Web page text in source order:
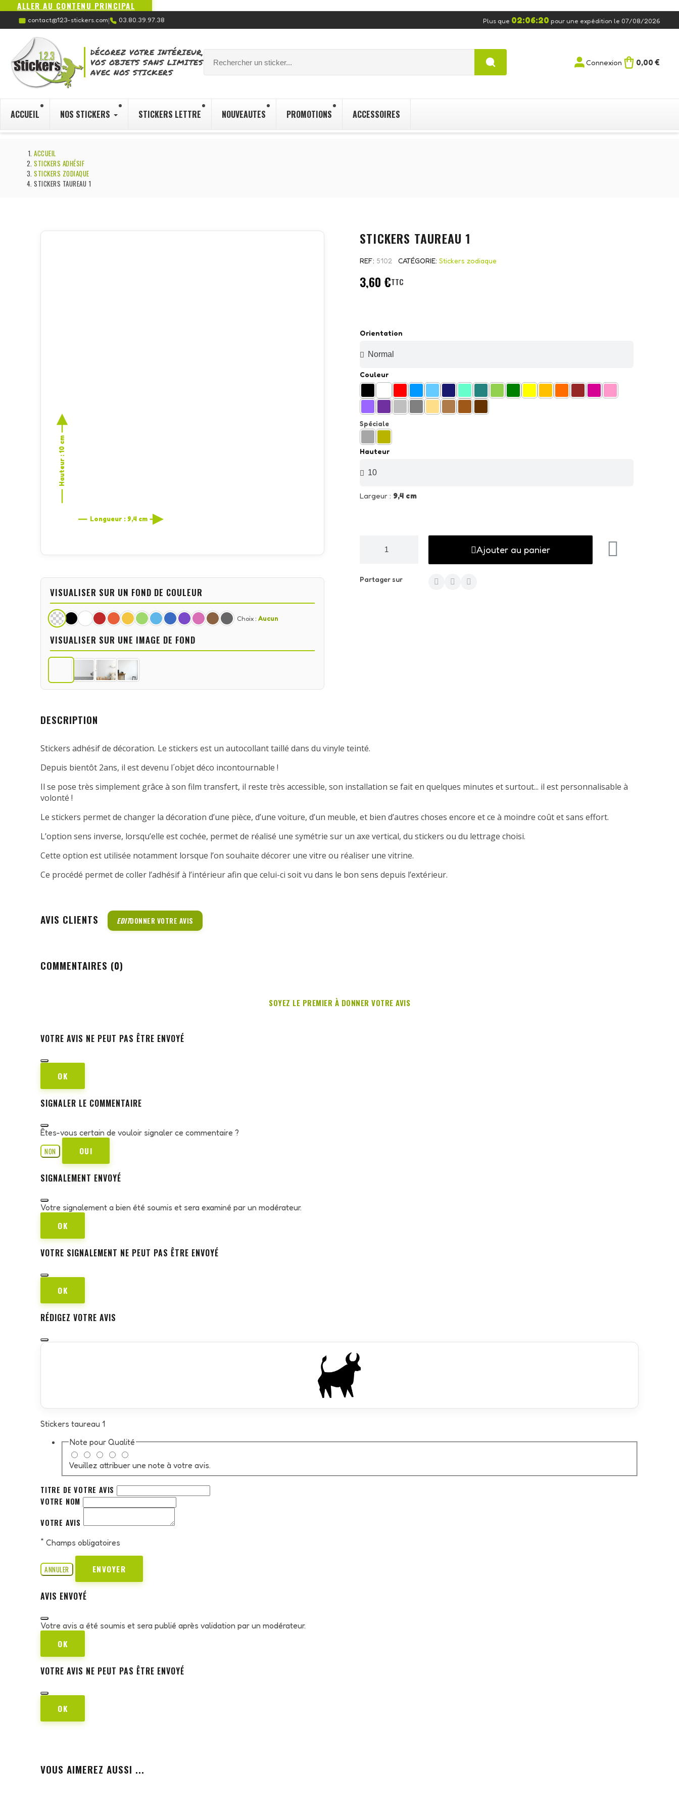
ALLER AU CONTENU PRINCIPAL
contact@123-stickers.com| 03.80.39.97.38 Plus que02:06:19 pour une expédition le 07/08/2026
DÉCOREZ VOTRE INTÉRIEUR,
VOS OBJETS SANS LIMITES
AVEC NOS STICKERS
Connexion 0,00 €
ACCUEIL NOS STICKERS STICKERS LETTRE NOUVEAUTES PROMOTIONS ACCESSOIRES
ACCUEIL
STICKERS ADHÉSIF
STICKERS ZODIAQUE
STICKERS TAUREAU 1
Hauteur : 10 cm
Longueur : 9,4 cm
VISUALISER SUR UN FOND DE COULEUR
Choix : Aucun
VISUALISER SUR UNE IMAGE DE FOND
STICKERS TAUREAU 1
REF 5102 CATÉGORIE Stickers zodiaque
3,60 €TTC
Orientation
Couleur
Spéciale
Hauteur
Largeur : 9,4 cm
Ajouter au panier
Partager sur
DESCRIPTION
Stickers adhésif de décoration. Le stickers est un autocollant taillé dans du vinyle teinté.
Depuis bientôt 2ans, il est devenu l´objet déco incontournable !
Il se pose très simplement grâce à son film transfert, il reste très accessible, son installation se fait en quelques minutes et surtout... il est personnalisable à
volonté !
Le stickers permet de changer la décoration d’une pièce, d’une voiture, d’un meuble, et bien d’autres choses encore et ce à moindre coût et sans effort.
L’option sens inverse, lorsqu’elle est cochée, permet de réalisé une symétrie sur un axe vertical, du stickers ou du lettrage choisi.
Cette option est utilisée notamment lorsque l’on souhaite décorer une vitre ou réaliser une vitrine.
Ce procédé permet de coller l’adhésif à l’intérieur afin que celui-ci soit vu dans le bon sens depuis l’extérieur.
AVIS CLIENTS EDITDONNER VOTRE AVIS
COMMENTAIRES (0)
SOYEZ LE PREMIER À DONNER VOTRE AVIS
VOTRE AVIS NE PEUT PAS ÊTRE ENVOYÉ
OK
SIGNALER LE COMMENTAIRE
Êtes-vous certain de vouloir signaler ce commentaire ?
NON
OUI
SIGNALEMENT ENVOYÉ
Votre signalement a bien été soumis et sera examiné par un modérateur.
OK
VOTRE SIGNALEMENT NE PEUT PAS ÊTRE ENVOYÉ
OK
RÉDIGEZ VOTRE AVIS
Stickers taureau 1
Note pour Qualité
Veuillez attribuer une note à votre avis.
TITRE DE VOTRE AVIS
VOTRE NOM
VOTRE AVIS
* Champs obligatoires
ANNULER ENVOYER
AVIS ENVOYÉ
Votre avis a été soumis et sera publié après validation par un modérateur.
OK
VOTRE AVIS NE PEUT PAS ÊTRE ENVOYÉ
OK
VOUS AIMEREZ AUSSI ...